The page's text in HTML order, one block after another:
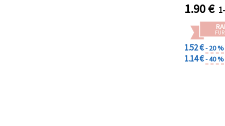
1.90€
1.52 €- 20 %
1.14 €- 40 %